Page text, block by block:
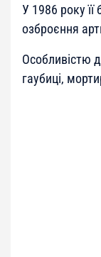
У 1986 року
озброєння
Особливістю
гаубиці,